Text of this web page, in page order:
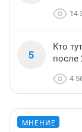
14
5
Кто
после
4
МНЕНИЕ